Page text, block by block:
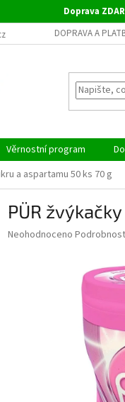
Doprava
DOPRAVA A
Věrnostní program
a aspartamu 50 ks 70 g
PÜR
Průměrné
Neohodnoceno